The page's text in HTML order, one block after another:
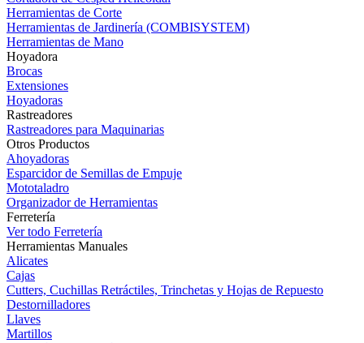
Herramientas de Corte
Herramientas de Jardinería (COMBISYSTEM)
Herramientas de Mano
Hoyadora
Brocas
Extensiones
Hoyadoras
Rastreadores
Rastreadores para Maquinarias
Otros Productos
Ahoyadoras
Esparcidor de Semillas de Empuje
Mototaladro
Organizador de Herramientas
Ferretería
Ver todo Ferretería
Herramientas Manuales
Alicates
Cajas
Cutters, Cuchillas Retráctiles, Trinchetas y Hojas de Repuesto
Destornilladores
Llaves
Martillos